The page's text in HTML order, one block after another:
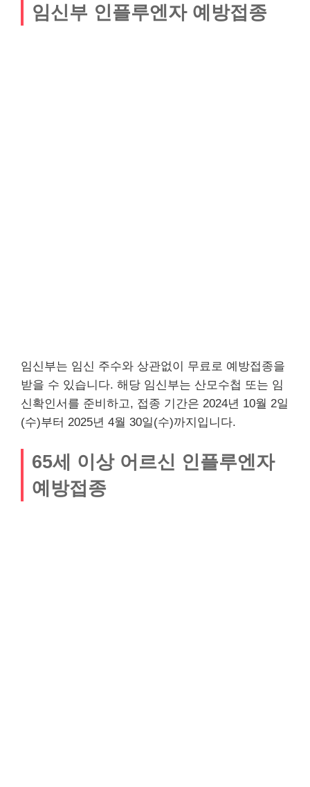
임신부 인플루엔자 예방접종
임신부는 임신 주수와 상관없이 무료로 예방접종을
받을 수 있습니다. 해당 임신부는 산모수첩 또는 임
신확인서를 준비하고, 접종 기간은 2024년 10월 2일
(수)부터 2025년 4월 30일(수)까지입니다.
65세 이상 어르신 인플루엔자
예방접종